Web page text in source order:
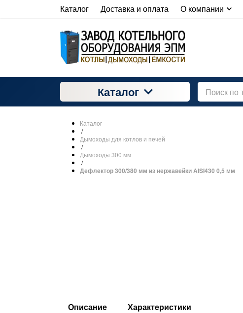
Каталог Доставка и оплата О компании
Каталог
Каталог
/
Дымоходы для котлов и печей
/
Дымоходы 300 мм
/
Дефлектор 300/380 мм из нержавейки AISI430 0,5 мм
Описание Характеристики